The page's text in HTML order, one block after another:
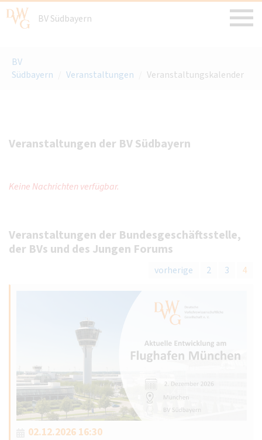
BV Südbayern
BV
Südbayern
Veranstaltungen Veranstaltungskalender
Veranstaltungen der BV Südbayern
Keine Nachrichten verfügbar.
Veranstaltungen der Bundesgeschäftsstelle,
der BVs und des Jungen Forums
vorherige 2 3 4
02.12.2026 16:30